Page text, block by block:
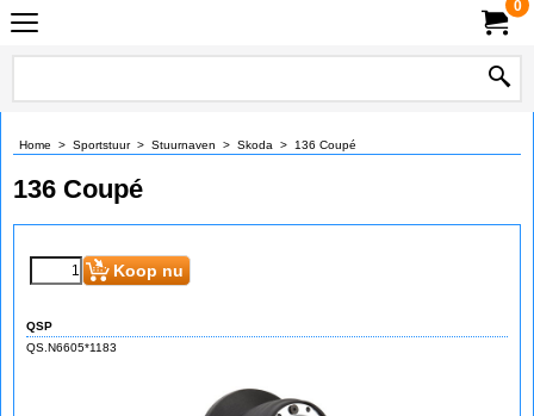
0
Home > Sportstuur> Stuurnaven > Skoda > 136 Coupé
136 Coupé
Koop nu
QSP
QS.N6605*1183